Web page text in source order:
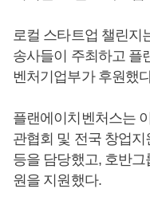
로컬 스타트업 챌린지
송사들이 주최하고 플
벤처기업부가 후원했
플랜에이치벤처스는
관협회 및 전국 창업
등을 담당했고, 호반
원을 지원했다.